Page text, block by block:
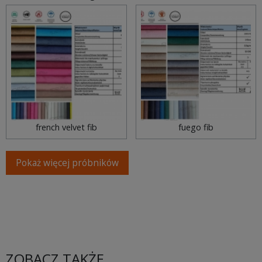
french velvet fib fuego fib
Pokaż więcej próbników